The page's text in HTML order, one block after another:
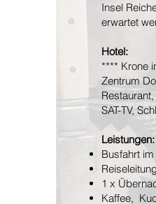
Insel
erwartet
Hotel:
**** Krone
Zentrum
SAT-TV,
Leistungen:
Busfahrt
1 x
Kaffee,